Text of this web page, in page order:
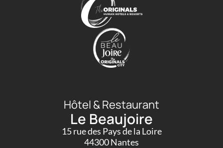
Hôtel & Restaurant
Le Beaujoire
15 rue des Pays de la Loire
44300 Nantes